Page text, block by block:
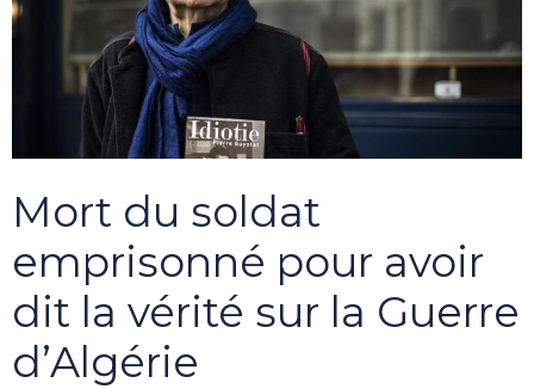
Mort du soldat
emprisonné pour avoir
dit la vérité sur la Guerre
d’Algérie